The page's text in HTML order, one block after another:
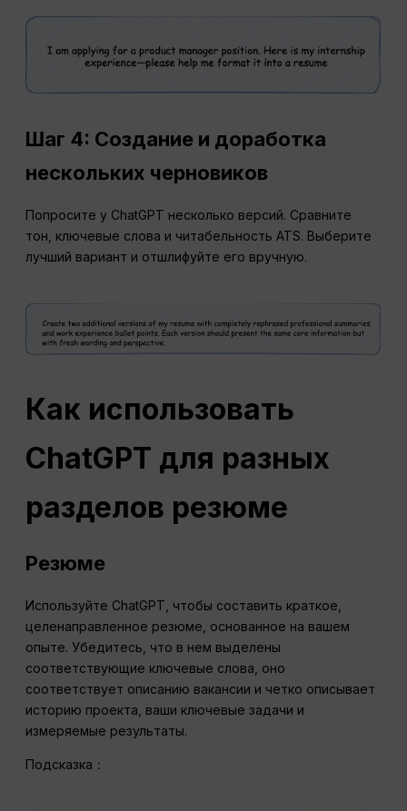
Шаг 4: Создание и доработка
нескольких черновиков
Попросите у ChatGPT несколько версий. Сравните
тон, ключевые слова и читабельность ATS. Выберите
лучший вариант и отшлифуйте его вручную.
Как использовать
ChatGPT для разных
разделов резюме
Резюме
Используйте ChatGPT, чтобы составить краткое,
целенаправленное резюме, основанное на вашем
опыте. Убедитесь, что в нем выделены
соответствующие ключевые слова, оно
соответствует описанию вакансии и четко описывает
историю проекта, ваши ключевые задачи и
измеряемые результаты.
Подсказка：